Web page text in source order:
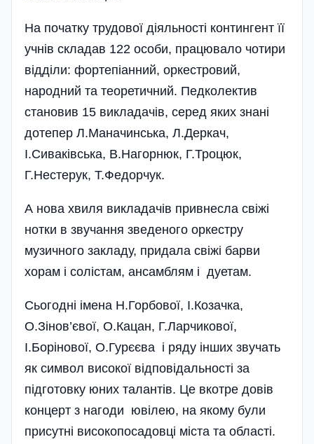
На початку трудової діяльності контингент її
учнів складав 122 особи, працювало чотири
відділи: фортепіанний, оркестровий,
народний та теоретичний. Педколектив
становив 15 викладачів, серед яких знані
дотепер Л.Маначинська, Л.Деркач,
І.Сиваківська, В.Нагорнюк, Г.Троцюк,
Г.Нестерук, Т.Федорчук.
А нова хвиля викладачів привнесла свіжі
нотки в звучання зведеного оркестру
музичного закладу, придала свіжі барви
хорам і солістам, ансамблям і дуетам.
Сьогодні імена Н.Горбової, І.Козачка,
О.Зінов’євої, О.Кацан, Г.Ларчикової,
І.Борінової, О.Гурєєва і ряду інших звучать
як символ високої відповідальності за
підготовку юних талантів. Це вкотре довів
концерт з нагоди ювілею, на якому були
присутні високопосадовці міста та області.